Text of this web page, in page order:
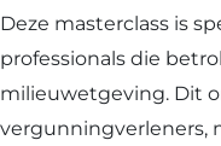
Deze masterclass is
professionals die
milieuwetgeving. Dit
vergunningverleners,